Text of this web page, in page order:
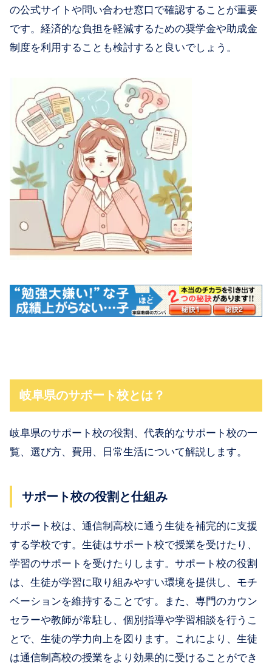
の公式サイトや問い合わせ窓口で確認することが重要
です。経済的な負担を軽減するための奨学金や助成金
制度を利用することも検討すると良いでしょう。
岐阜県のサポート校とは？
岐阜県のサポート校の役割、代表的なサポート校の一
覧、選び方、費用、日常生活について解説します。
サポート校の役割と仕組み
サポート校は、通信制高校に通う生徒を補完的に支援
する学校です。生徒はサポート校で授業を受けたり、
学習のサポートを受けたりします。サポート校の役割
は、生徒が学習に取り組みやすい環境を提供し、モチ
ベーションを維持することです。また、専門のカウン
セラーや教師が常駐し、個別指導や学習相談を行うこ
とで、生徒の学力向上を図ります。これにより、生徒
は通信制高校の授業をより効果的に受けることができ